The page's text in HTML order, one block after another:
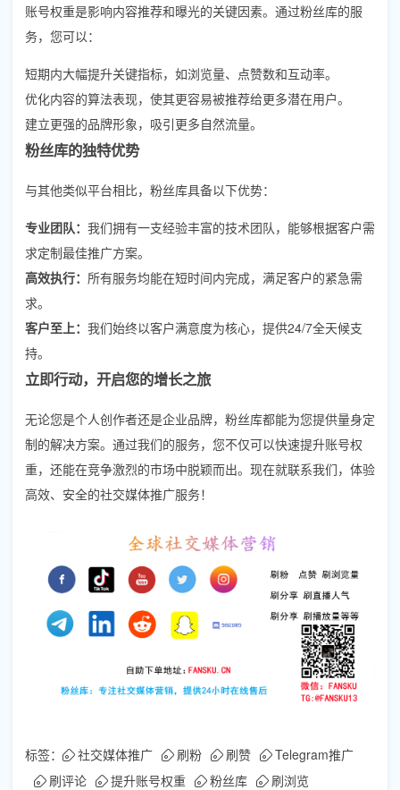
账号权重是影响内容推荐和曝光的关键因素。通过粉丝库的服
务，您可以：
短期内大幅提升关键指标，如浏览量、点赞数和互动率。
优化内容的算法表现，使其更容易被推荐给更多潜在用户。
建立更强的品牌形象，吸引更多自然流量。
粉丝库的独特优势
与其他类似平台相比，粉丝库具备以下优势：
专业团队： 我们拥有一支经验丰富的技术团队，能够根据客户需
求定制最佳推广方案。
高效执行： 所有服务均能在短时间内完成，满足客户的紧急需
求。
客户至上： 我们始终以客户满意度为核心，提供24/7全天候支
持。
立即行动，开启您的增长之旅
无论您是个人创作者还是企业品牌，粉丝库都能为您提供量身定
制的解决方案。通过我们的服务，您不仅可以快速提升账号权
重，还能在竞争激烈的市场中脱颖而出。现在就联系我们，体验
高效、安全的社交媒体推广服务！
标签： 社交媒体推广 刷粉 刷赞
Telegram推广
刷评论
提升账号权重 粉丝库 刷浏览